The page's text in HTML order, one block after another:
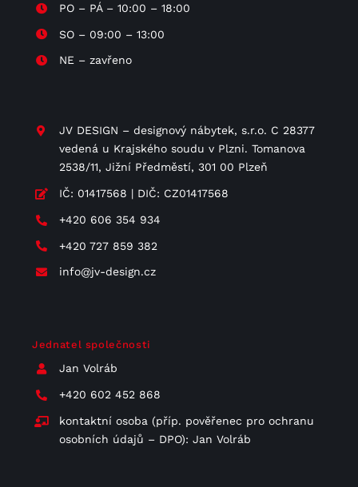
PO – PÁ – 10:00 – 18:00
SO – 09:00 – 13:00
NE – zavřeno
JV DESIGN – designový nábytek, s.r.o. C 28377
vedená u Krajského soudu v Plzni. Tomanova
2538/11, Jižní Předměstí, 301 00 Plzeň
IČ: 01417568 | DIČ: CZ01417568
+420 606 354 934
+420 727 859 382
info@jv-design.cz
Jednatel společnosti
Jan Volráb
+420 602 452 868
kontaktní osoba (příp. pověřenec pro ochranu
osobních údajů – DPO): Jan Volráb